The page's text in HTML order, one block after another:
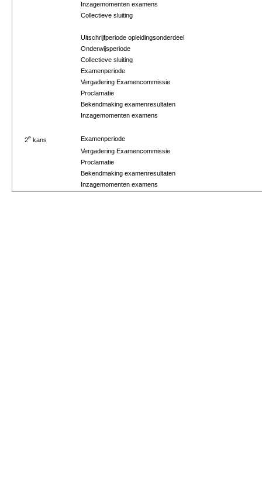
Inzagemomenten examens
Collectieve sluiting
Uitschrijfperiode opleidingsonderdeel
Onderwijsperiode
Collectieve sluiting
Examenperiode
Vergadering Examencommissie
Proclamatie
Bekendmaking examenresultaten
Inzagemomenten examens
2e kans
Examenperiode
Vergadering Examencommissie
Proclamatie
Bekendmaking examenresultaten
Inzagemomenten examens